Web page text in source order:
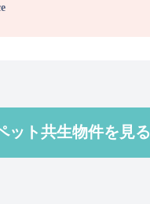
ット共生物件を見る